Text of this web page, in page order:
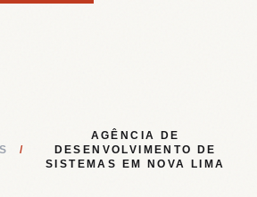
/
AGÊNCIA DE
DESENVOLVIMENTO DE
SISTEMAS EM NOVA LIMA